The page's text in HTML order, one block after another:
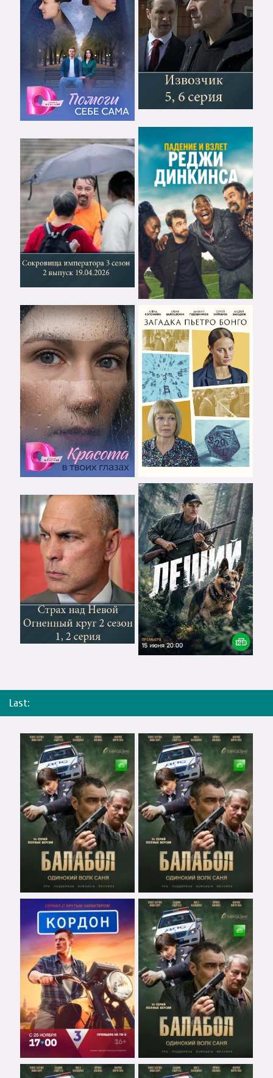
Last: